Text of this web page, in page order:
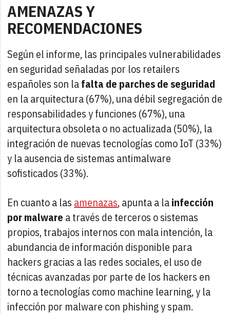
AMENAZAS Y
RECOMENDACIONES
Según el informe, las principales vulnerabilidades
en seguridad señaladas por los retailers
españoles son lafalta de parches de seguridad
en la arquitectura (67%), una débil segregación de
responsabilidades y funciones (67%), una
arquitectura obsoleta o no actualizada (50%), la
integración de nuevas tecnologías como IoT (33%)
y la ausencia de sistemas antimalware
sofisticados (33%).
En cuanto a las amenazas, apunta a lainfección
por malware a través de terceros o sistemas
propios, trabajos internos con mala intención, la
abundancia de información disponible para
hackers gracias a las redes sociales, el uso de
técnicas avanzadas por parte de los hackers en
torno a tecnologías como machine learning, y la
infección por malware con phishing y spam.